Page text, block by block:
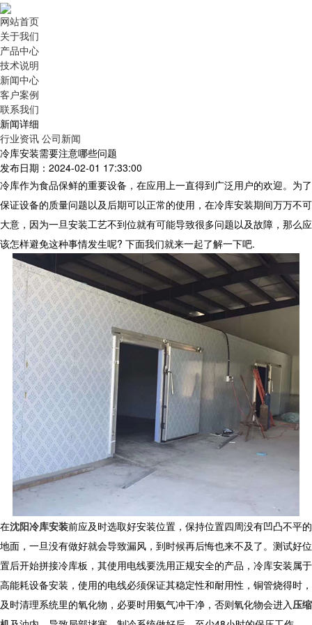
网站首页
关于我们
产品中心
技术说明
新闻中心
客户案例
联系我们
新闻详细
行业资讯 公司新闻
冷库安装需要注意哪些问题
发布日期：2024-02-01 17:33:00
冷库作为食品保鲜的重要设备，在应用上一直得到广泛用户的欢迎。为了
保证设备的质量问题以及后期可以正常的使用，在冷库安装期间万万不可
大意，因为一旦安装工艺不到位就有可能导致很多问题以及故障，那么应
该怎样避免这种事情发生呢? 下面我们就来一起了解一下吧.
在沈阳冷库安装前应及时选取好安装位置，保持位置四周没有凹凸不平的
地面，一旦没有做好就会导致漏风，到时候再后悔也来不及了。测试好位
置后开始拼接冷库板，其使用电线要洗用正规安全的产品，冷库安装属于
高能耗设备安装，使用的电线必须保证其稳定性和耐用性，铜管烧得时，
及时清理系统里的氧化物，必要时用氨气冲干净，否则氧化物会进入压缩